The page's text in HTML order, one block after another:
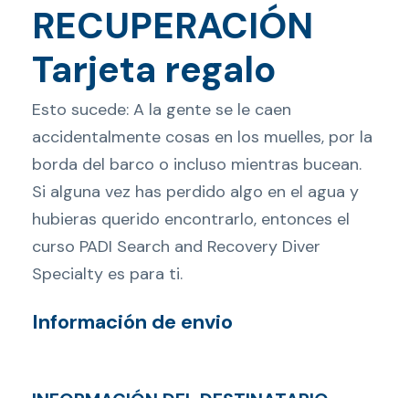
RECUPERACIÓN
Tarjeta regalo
Esto sucede: A la gente se le caen
accidentalmente cosas en los muelles, por la
borda del barco o incluso mientras bucean.
Si alguna vez has perdido algo en el agua y
hubieras querido encontrarlo, entonces el
curso PADI Search and Recovery Diver
Specialty es para ti.
Información de envio